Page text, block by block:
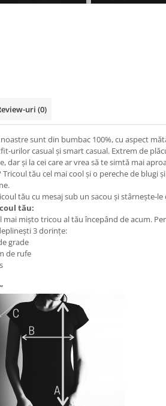
uri (0)
sunt din bumbac 100%, cu aspect
urilor casual și smart casual. Extrem de
dar și la cei care ar vrea să te simtă mai
Tricoul tău cel mai cool și o pereche de blugi
tău cu mesaj sub un sacou și stârnește-
tău:
mai mișto tricou al tău începând de acum.
3 dorințe:
grade
de rufe